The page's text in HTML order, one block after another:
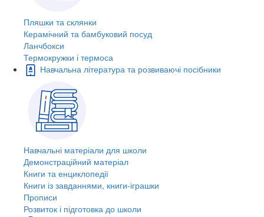
Пляшки та склянки
Керамічний та бамбуковий посуд
Ланчбокси
Термокружки і термоса
Навчальна література та розвиваючі посібники
Навчальні матеріали для школи
Демонстраційний матеріал
Книги та енциклопедії
Книги із завданнями, книги-іграшки
Прописи
Розвиток і підготовка до школи